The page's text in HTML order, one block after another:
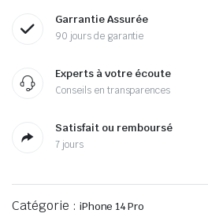
Garrantie Assurée
90 jours de garantie
Experts à votre écoute
Conseils en transparences
Satisfait ou remboursé
7 jours
Catégorie : iPhone 14 Pro